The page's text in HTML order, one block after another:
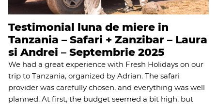
Testimonial luna de miere in
Tanzania – Safari + Zanzibar – Laura
si Andrei – Septembrie 2025
We had a great experience with Fresh Holidays on our
trip to Tanzania, organized by Adrian. The safari
provider was carefully chosen, and everything was well
planned. At first, the budget seemed a bit high, but